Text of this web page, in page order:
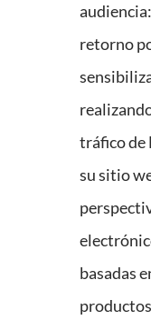
retorno
tráfico de
su sitio
basadas